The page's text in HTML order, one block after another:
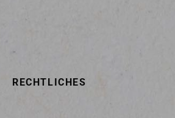
RECHTLICHES